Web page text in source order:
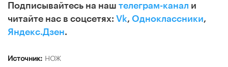
Подписывайтесь на наш телеграм-канал и
читайте нас в соцсетях: Vk, Одноклассники,
Яндекс.Дзен.
Источник: НОЖ